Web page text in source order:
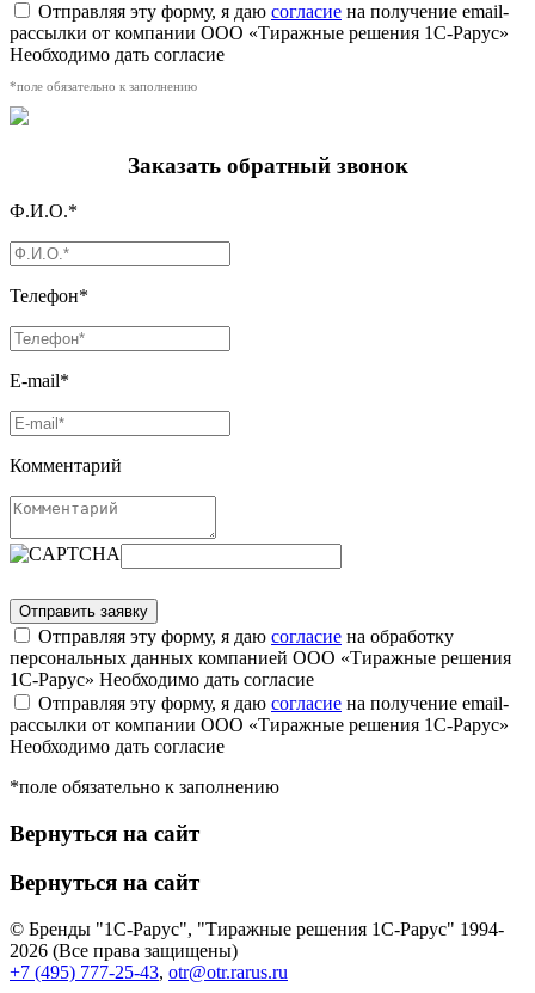
Отправляя эту форму, я даю согласие на получение email-
рассылки от компании ООО «Тиражные решения 1С-Рарус»
Необходимо дать согласие
*поле обязательно к заполнению
Заказать обратный звонок
Ф.И.О.*
Телефон*
E-mail*
Комментарий
Отправляя эту форму, я даю согласие на обработку
персональных данных компанией ООО «Тиражные решения
1С-Рарус» Необходимо дать согласие
Отправляя эту форму, я даю согласие на получение email-
рассылки от компании ООО «Тиражные решения 1С-Рарус»
Необходимо дать согласие
*поле обязательно к заполнению
Вернуться на сайт
Вернуться на сайт
© Бренды "1С-Рарус", "Тиражные решения 1С-Рарус" 1994-
2026 (Все права защищены)
+7 (495) 777-25-43, otr@otr.rarus.ru